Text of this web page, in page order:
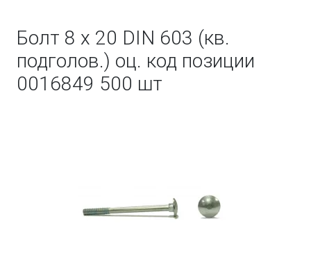
Болт 8 х 20 DIN 603 (кв.
подголов.) оц. код позиции
0016849 500 шт